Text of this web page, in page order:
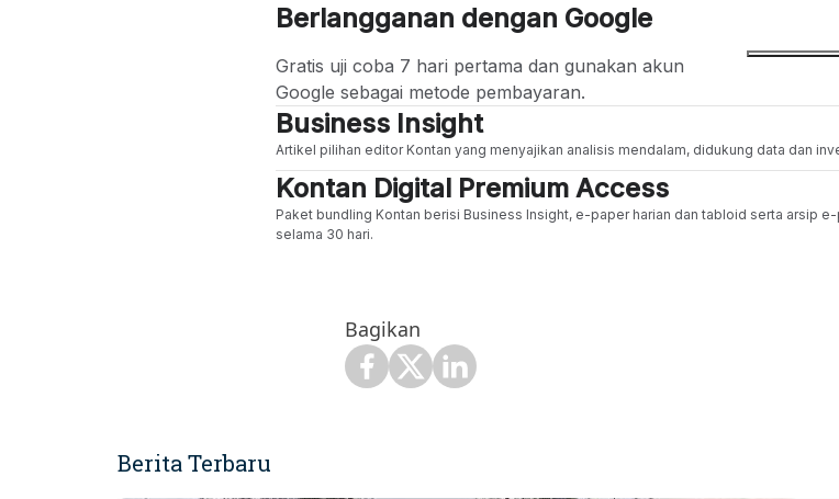
Berlangganan dengan Google
Gratis uji coba 7 hari pertama dan gunakan akun
Google sebagai metode pembayaran.
Business Insight
Artikel pilihan editor Kontan yang menyajikan analisis mendalam, didukung data dan
Kontan Digital Premium Access
Paket bundling Kontan berisi Business Insight, e-paper harian dan tabloid serta arsip
selama 30 hari.
Bagikan
Berita Terbaru